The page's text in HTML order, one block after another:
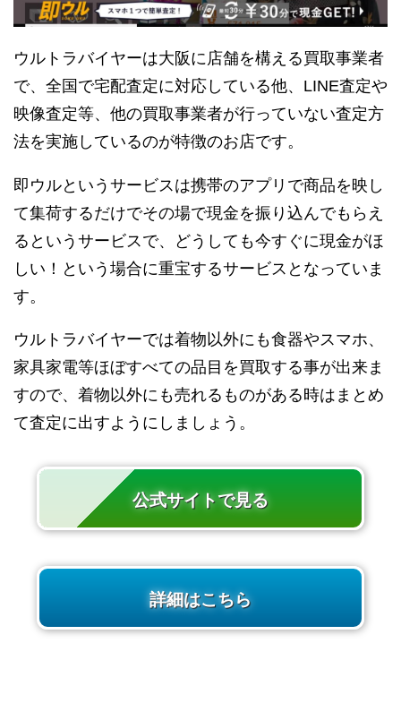
ウルトラバイヤーは大阪に店舗を構える買取事業者
で、全国で宅配査定に対応している他、LINE査定や
映像査定等、他の買取事業者が行っていない査定方
法を実施しているのが特徴のお店です。
即ウルというサービスは携帯のアプリで商品を映し
て集荷するだけでその場で現金を振り込んでもらえ
るというサービスで、どうしても今すぐに現金がほ
しい！という場合に重宝するサービスとなっていま
す。
ウルトラバイヤーでは着物以外にも食器やスマホ、
家具家電等ほぼすべての品目を買取する事が出来ま
すので、着物以外にも売れるものがある時はまとめ
て査定に出すようにしましょう。
公式サイトで見る
詳細はこちら